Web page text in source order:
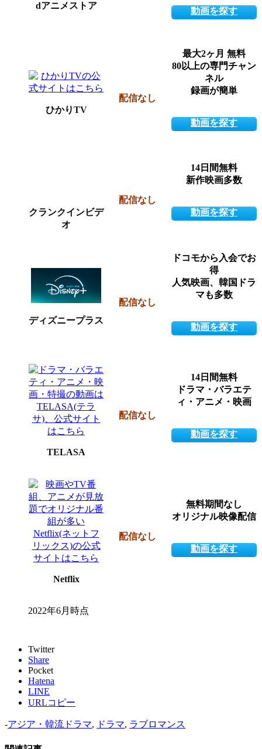
dアニメストア
動画を探す
ひかりTV
配信なし
最大2ヶ月 無料
80以上の専門チャン
ネル
録画が簡単
動画を探す
クランクインビデ
オ
配信なし
14日間無料
新作映画多数
動画を探す
ディズニープラス
配信なし
ドコモから入会でお
得
人気映画、韓国ドラ
マも多数
動画を探す
TELASA
配信なし
14日間無料
ドラマ・バラエテ
ィ・アニメ・映画
動画を探す
Netflix
配信なし
無料期間なし
オリジナル映像配信
動画を探す
2022年6月時点
Twitter
Share
Pocket
Hatena
LINE
URLコピー
-アジア・韓流ドラマ, ドラマ, ラブロマンス